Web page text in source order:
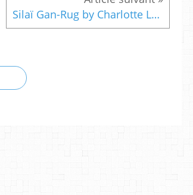
Silaï Gan-Rug by Charlotte Lancelot